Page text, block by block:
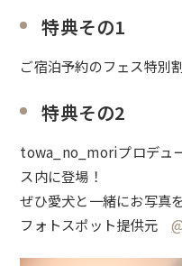
特典その1
ご宿泊予約のフェス特別
特典その2
towa_no_moriプロデュ
ス内に登場！
ぜひ愛犬と一緒にお写真
フォトスポット提供元